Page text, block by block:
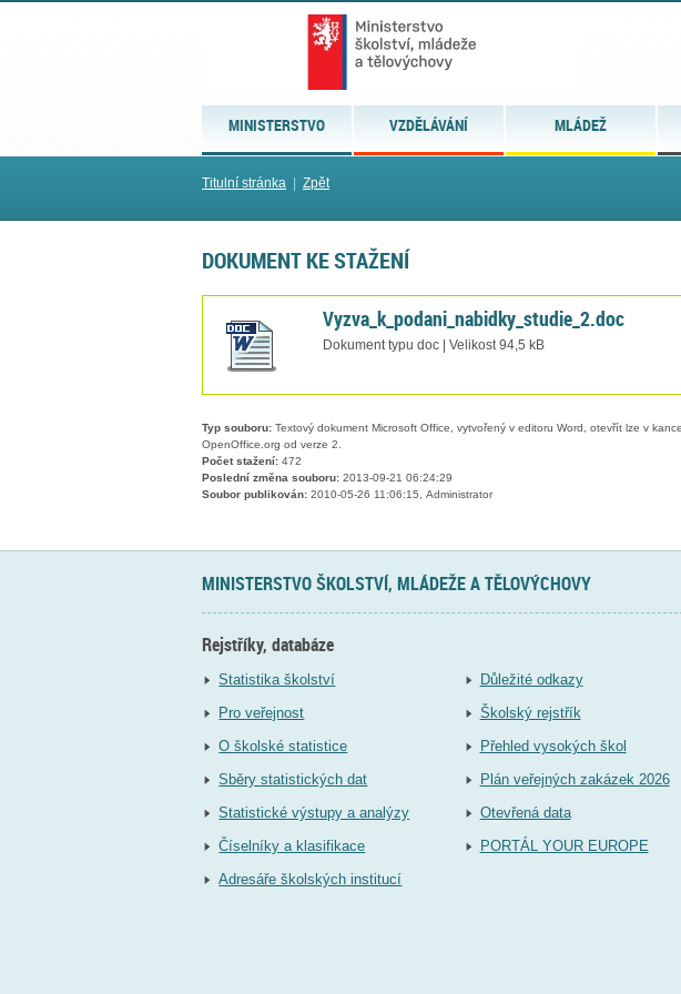
MINISTERSTVO VZDĚLÁVÁNÍ MLÁDEŽ
Titulní stránka Zpět
DOKUMENT KE STAŽENÍ
Vyzva_k_podani_nabidky_studie_2.doc
Dokument typu doc | Velikost 94,5 kB
Typ souboru: Textový dokument Microsoft Office, vytvořený v editoru Word, otevřít lze v
OpenOffice.org od verze 2.
Počet stažení: 472
Poslední změna souboru: 2013-09-21 06:24:29
Soubor publikován: 2010-05-26 11:06:15, Administrator
MINISTERSTVO ŠKOLSTVÍ, MLÁDEŽE A TĚLOVÝCHOVY
Rejstříky, databáze
Statistika školství
Pro veřejnost
O školské statistice
Sběry statistických dat
Statistické výstupy a analýzy
Číselníky a klasifikace
Adresáře školských institucí
Důležité odkazy
Školský rejstřík
Přehled vysokých škol
Plán veřejných zakázek 2026
Otevřená data
PORTÁL YOUR EUROPE